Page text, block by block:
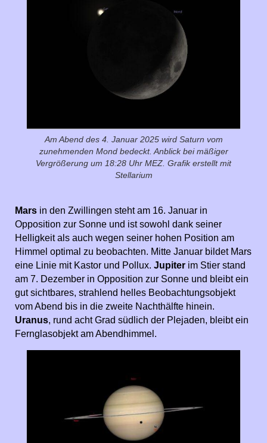
Am Abend des 4. Januar 2025 wird Saturn vom
zunehmenden Mond bedeckt. Anblick bei mäßiger
Vergrößerung um 18:28 Uhr MEZ. Grafik erstellt mit
Stellarium
Mars in den Zwillingen steht am 16. Januar in
Opposition zur Sonne und ist sowohl dank seiner
Helligkeit als auch wegen seiner hohen Position am
Himmel optimal zu beobachten. Mitte Januar bildet Mars
eine Linie mit Kastor und Pollux. Jupiter im Stier stand
am 7. Dezember in Opposition zur Sonne und bleibt ein
gut sichtbares, strahlend helles Beobachtungsobjekt
vom Abend bis in die zweite Nachthälfte hinein.
Uranus, rund acht Grad südlich der Plejaden, bleibt ein
Fernglasobjekt am Abendhimmel.